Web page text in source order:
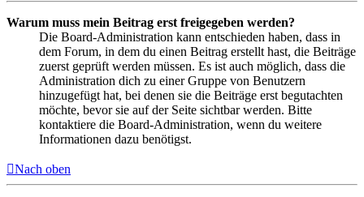
Warum muss mein Beitrag erst freigegeben werden?
Die Board-Administration kann entschieden haben, dass in
dem Forum, in dem du einen Beitrag erstellt hast, die Beiträge
zuerst geprüft werden müssen. Es ist auch möglich, dass die
Administration dich zu einer Gruppe von Benutzern
hinzugefügt hat, bei denen sie die Beiträge erst begutachten
möchte, bevor sie auf der Seite sichtbar werden. Bitte
kontaktiere die Board-Administration, wenn du weitere
Informationen dazu benötigst.
Nach oben